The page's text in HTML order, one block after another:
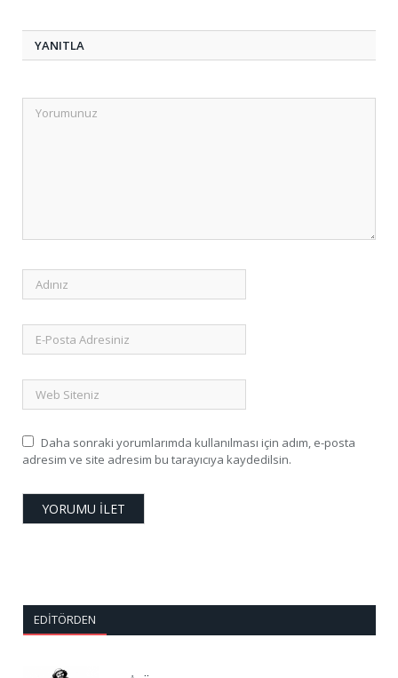
YANITLA
Daha sonraki yorumlarımda kullanılması için adım, e-posta
adresim ve site adresim bu tarayıcıya kaydedilsin.
EDITÖRDEN